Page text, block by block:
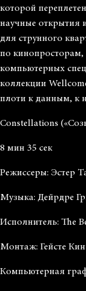
которой
научные открытия
для струнного
по кинопросторам,
компьютерных
коллекции
плоти к данным, к
Constellations
8 мин 35 сек
Режиссеры: Эстер
Музыка: Дейрдре
Исполнитель: The
Монтаж: Гейсте
Компьютерная